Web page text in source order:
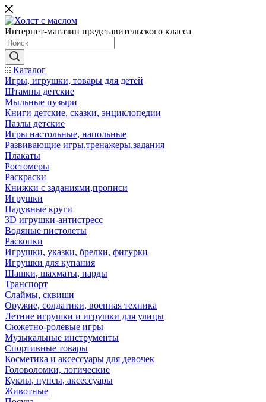
Интернет-магазин представительского класса
Каталог
Игры, игрушки, товары для детей
Штампы детские
Мыльные пузыри
Книги детские, сказки, энциклопедии
Пазлы детские
Игры настольные, напольные
Развивающие игры,тренажеры,задания
Плакаты
Ростомеры
Раскраски
Книжки с заданиями,прописи
Игрушки
Надувные круги
3D игрушки-антистресс
Водяные пистолеты
Раскопки
Игрушки, указки, брелки, фигурки
Игрушки для купания
Шашки, шахматы, нарды
Транспорт
Слаймы, сквиши
Оружие, солдатики, военная техника
Летние игрушки и игрушки для улицы
Сюжетно-ролевые игры
Музыкальные инструменты
Спортивные товары
Косметика и аксессуары для девочек
Головоломки, логические
Куклы, пупсы, аксессуары
Животные